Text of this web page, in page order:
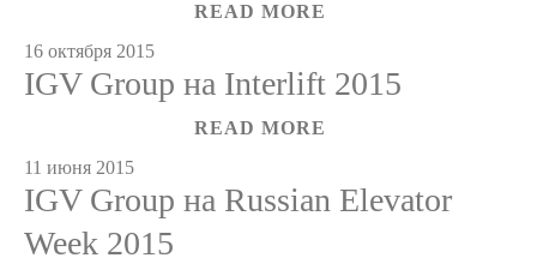
READ MORE
16 октября 2015
IGV Group на Interlift 2015
READ MORE
11 июня 2015
IGV Group на Russian Elevator
Week 2015